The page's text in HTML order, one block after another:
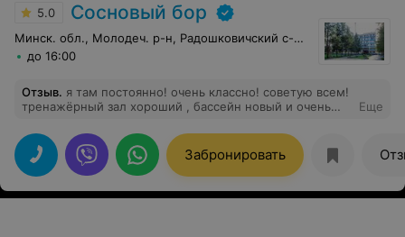
5.0 Сосновый бор
Минск. обл., Молодеч. р-н, Радошковичский c-с, 1
до 16:00
Отзыв. я там постоянно! очень классно! советую всем!
тренажёрный зал хороший , бассейн новый и очень
Еще
Забронировать